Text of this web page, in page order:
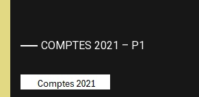
COMPTES 2021 – P1